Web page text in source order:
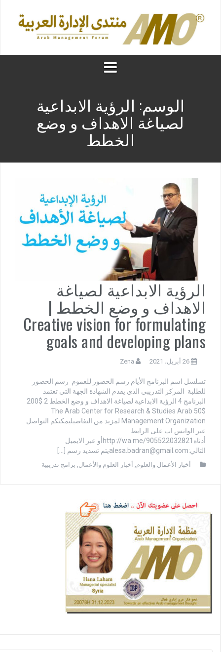
الوسم: الرؤية الابداعية
لصياغة الاهداف و وضع
الخطط
الرؤية الابداعية لصياغة
الاهداف و وضع الخطط |
Creative vision for formulating
goals and developing plans
26 أبريل، 2021 Zena
تسلسل اسم البرنامج الأيام رسم الحضور للعموم رسم الحضور
للطلبة المركز التدريبي الذي يقدم الشهادة الجهة التي تعتمد
البرنامج 4 الرؤية الابداعية لصياغة الاهداف و وضع الخطط 2 $200
$50 The Arab Center for Research & Studies Arab
Management Organization لمزيد من التفاصيليمكنكم التواصل
عبر الواتس اب على الرابط
أدناهhttp://wa.me/905522032821أو عبر الايميل
التالي:alesa.badran@gmail.comيتم تسديد رسم […]
أخبار الأعمال والعلوم, أخبار العلوم والأعمال , برامج تدريبية